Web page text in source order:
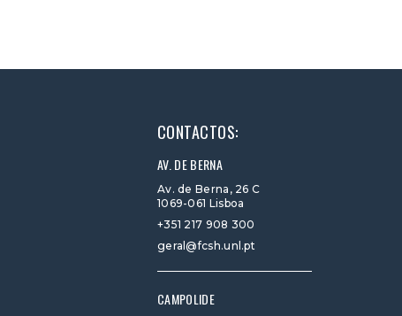
CONTACTOS:
AV. DE BERNA
Av. de Berna, 26 C
1069-061 Lisboa
+351 217 908 300
geral@fcsh.unl.pt
CAMPOLIDE